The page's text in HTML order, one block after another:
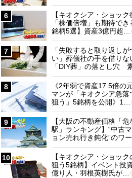
6
【キオクシア・ショック
「株価倍増」も期待でき
銘柄5選】資産3億円超…
7
「失敗すると取り返しが
い」葬儀社の手を借りな
「DIY葬」の落とし穴
に…
8
《2年弱で資産17.5倍の
マンが「キオクシア急落
狙う」5銘柄を公開》1…
9
【大阪の不動産価格「危
駅」ランキング】“中古
ョン売れ行き鈍化”のワ
10
【キオクシア・ショック
狙う5銘柄】イベント投
億り人・羽根英樹氏が…